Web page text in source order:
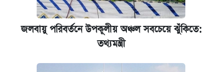
জলবায়ু পরিবর্তনে উপকূলীয় অঞ্চল সবচেয়ে ঝুঁকিতে:
তথ্যমন্ত্রী